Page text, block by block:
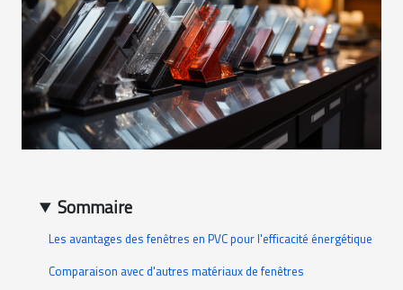
Sommaire
Les avantages des fenêtres en PVC pour l'efficacité énergétique
Comparaison avec d'autres matériaux de fenêtres